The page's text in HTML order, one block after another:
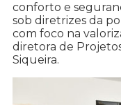
conforto e
sob diretrizes da
com foco na
diretora de
Siqueira.